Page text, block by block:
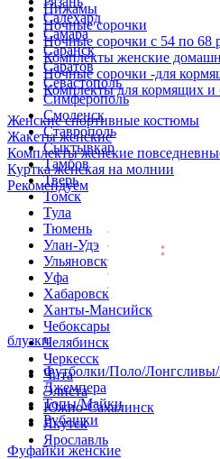
Салехард
Самара
Саранск
Саратов
Севастополь
Симферополь
Смоленск
Ставрополь
Сыктывкар
Тамбов
Тверь
Томск
Тула
Тюмень
Улан-Удэ
Ульяновск
Уфа
Хабаровск
Ханты-Мансийск
Чебоксары
Челябинск
Черкесск
Чита
Элиста
Южно-Сахалинск
Якутск
Ярославль
Пижамы
Ночные сорочки
Ночные сорочки с 54 по 68
Комплекты женские
Ночные сорочки -для
Комплекты для кормящих и
Женские спортивные костюмы
Жакеты женские
Комплекты женские
Куртка женская на молнии
Рекомендуем
блузки
Футболки/Поло/Лонгсливы/
Джемпера
Топы/Майки
Рубашки
Фуфайки женские